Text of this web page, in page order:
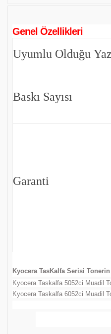
Genel Özellikleri
Uyumlu Olduğu
Baskı
Kyocera TasKalfa Serisi
Kyocera Taskalfa 5052ci Muadil
Kyocera Taskalfa 6052ci Muadil